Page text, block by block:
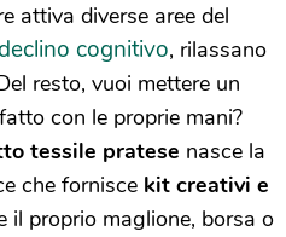
attiva diverse aree del
cognitivo, rilassano
resto, vuoi mettere un
con le proprie mani?
tessile pratese nasce la
che fornisce kit creativi e
il proprio maglione, borsa o